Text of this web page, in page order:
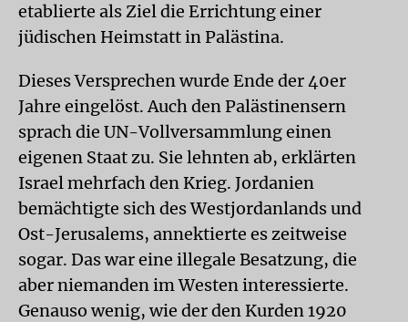
etablierte als Ziel die Errichtung einer
jüdischen Heimstatt in Palästina.
Dieses Versprechen wurde Ende der 40er
Jahre eingelöst. Auch den Palästinensern
sprach die UN-Vollversammlung einen
eigenen Staat zu. Sie lehnten ab, erklärten
Israel mehrfach den Krieg. Jordanien
bemächtigte sich des Westjordanlands und
Ost-Jerusalems, annektierte es zeitweise
sogar. Das war eine illegale Besatzung, die
aber niemanden im Westen interessierte.
Genauso wenig, wie der den Kurden 1920